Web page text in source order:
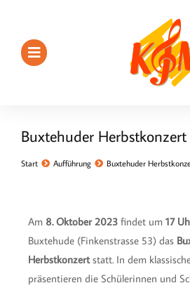
Buxtehuder Herbstkonzert
Sie befinden sich hier:
Start Aufführung Buxtehuder
Am 8. Oktober 2023 findet um 17
Buxtehude (Finkenstrasse 53) das
Herbstkonzertstatt. In dem
präsentieren die Schülerinnen und